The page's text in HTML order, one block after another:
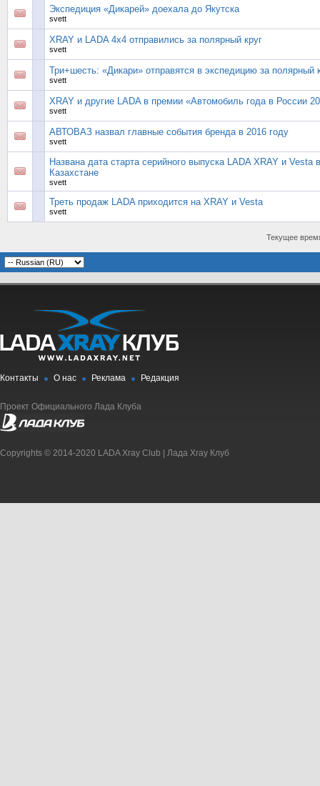
Экспедиция «Дикарей» доехала до Якутска
svett
XRAY и LADA 4x4 отправились за полярный круг
svett
Три+шесть: «Дикари» отправятся в экспедицию за полярный
svett
XRAY и другие LADA в премии «Автомобиль года в России
svett
АВТОВАЗ назвал главные события бренда в 2016 году
svett
Названа дата старта серийного выпуска LADA XRAY и Vesta в
Казахстане
svett
Треть продаж LADA приходится на XRAY и Vesta
svett
Текущее
Контакты О нас Реклама Редакция
Проект Официального Лада Клуба
Copyrights © 2014-2020 LADA Xray Club | Лада Xray Клуб